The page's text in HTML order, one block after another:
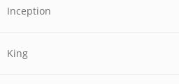
Inception
King